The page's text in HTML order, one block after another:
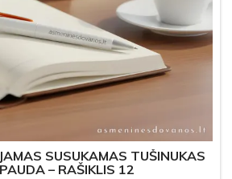
SUSUKAMAS TUŠINUKAS
– RAŠIKLIS 12